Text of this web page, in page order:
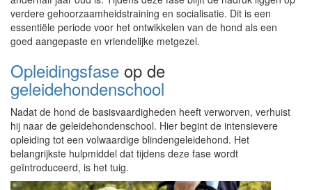
verdere gehoorzaamheidstraining en socialisatie. Dit is een
essentiële periode voor het ontwikkelen van de hond als een
goed aangepaste en vriendelijke metgezel.
Opleidingsfase op de
geleidehondenschool
Nadat de hond de basisvaardigheden heeft verworven, verhuist
hij naar de geleidehondenschool. Hier begint de intensievere
opleiding tot een volwaardige blindengeleidehond. Het
belangrijkste hulpmiddel dat tijdens deze fase wordt
geïntroduceerd, is het tuig.